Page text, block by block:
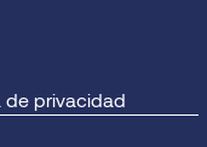
de privacidad